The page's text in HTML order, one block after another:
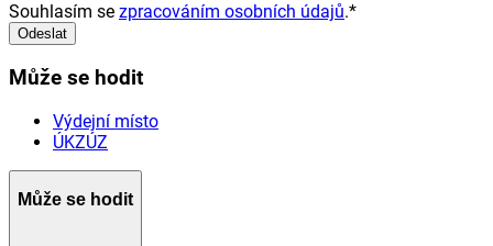
Souhlasím se zpracováním osobních údajů.*
Odeslat
Může se hodit
Výdejní místo
ÚKZÚZ
Může se hodit